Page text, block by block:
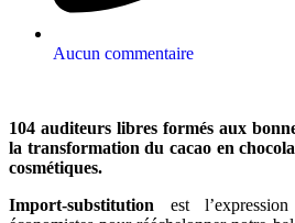
Aucun commentaire
104 auditeurs libres formés aux
la transformation du cacao en
cosmétiques.
Import-substitution est